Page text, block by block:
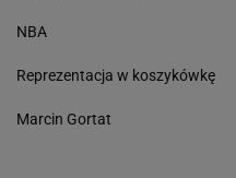
NBA
Reprezentacja w koszykówkę
Marcin Gortat